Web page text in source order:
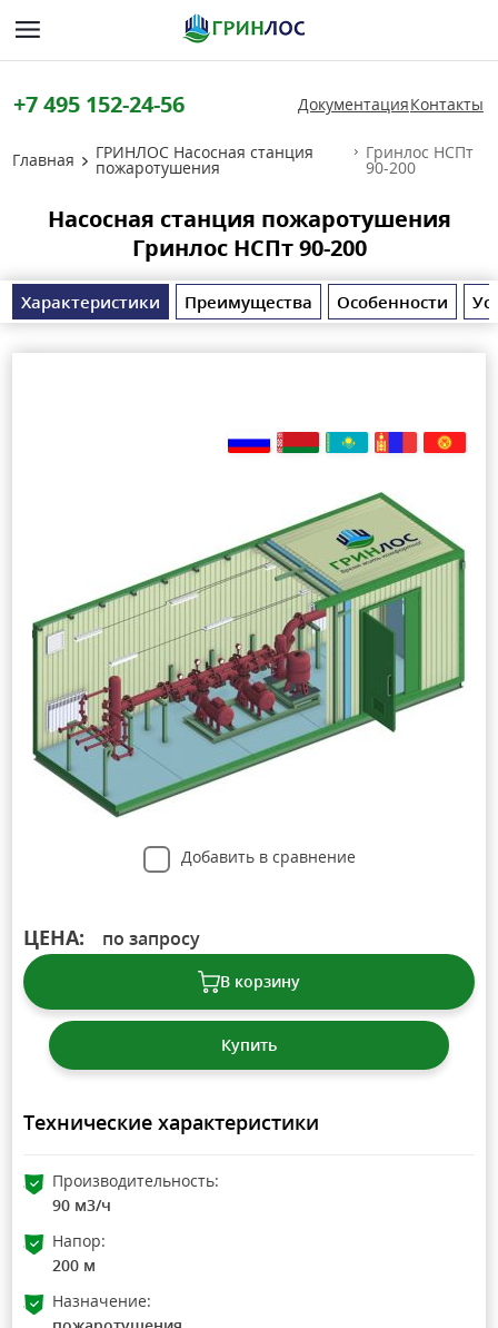
+7 495 152-24-56 ДокументацияКонтакты
Главная ГРИНЛОС Насосная станция
пожаротушения
Гринлос НСПт
90-200
Насосная станция пожаротушения
Гринлос НСПт 90-200
Характеристики Преимущества Особенности
Добавить в сравнение
ЦЕНА: по запросу
В корзину
Купить
Технические характеристики
Производительность:
90 м3/ч
Напор:
200 м
Назначение: